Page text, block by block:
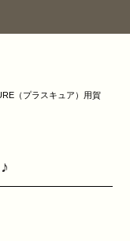
（プラスキュア）用賀